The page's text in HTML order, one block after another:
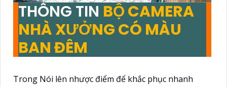
THÔNG TIN BỘ CAMERA
NHÀ XƯỞNG CÓ MÀU
BAN ĐÊM
Trong Nói lên nhược điểm để khắc phục nhanh